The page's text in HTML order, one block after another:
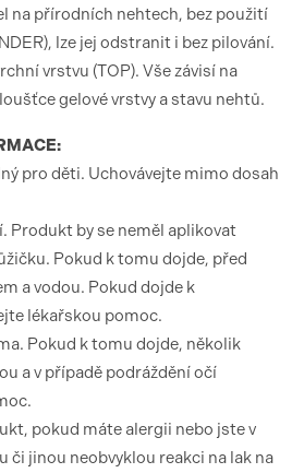
na přírodních nehtech, bez použití
lze jej odstranit i bez pilování.
vrstvu (TOP). Vše závisí na
gelové vrstvy a stavu nehtů.
pro děti. Uchovávejte mimo dosah
Produkt by se neměl aplikovat
Pokud k tomu dojde, před
a vodou. Pokud dojde k
lékařskou pomoc.
Pokud k tomu dojde, několik
a v případě podráždění očí
pokud máte alergii nebo jste v
jinou neobvyklou reakci na lak na